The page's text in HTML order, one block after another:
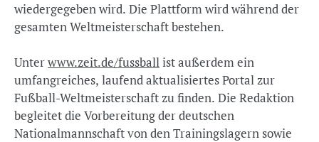
wiedergegeben wird. Die Plattform wird während der
gesamten Weltmeisterschaft bestehen.
Unterwww.zeit.de/fussballist außerdem ein
umfangreiches, laufend aktualisiertes Portal zur
Fußball-Weltmeisterschaft zu finden. Die Redaktion
begleitet die Vorbereitung der deutschen
Nationalmannschaft von den Trainingslagern sowie